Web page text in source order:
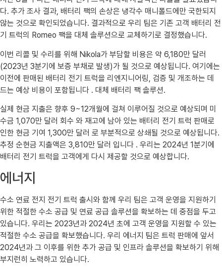
다. 추가 조사 결과, 배터리 팩의 손상은 냉각수 매니폴드에만 국한되지
않는 것으로 확인되었습니다. 결과적으로 우리 팀은 기존 고객 배터리 전
기 트럭의 Romeo 팩을 대체 솔루션으로 교체하기로 결정했습니다.
이번 리콜 및 수리를 위해 Nikola가 부담할 비용은 약 6,180만 달러
(2023년 3분기에 보증 부채로 발생)가 될 것으로 예상됩니다. 여기에는
이전에 판매된 배터리 전기 트럭을 리엔지니어링, 검증 및 개조하는 데
드는 예상 비용이 포함됩니다 . 대체 배터리 팩 솔루션.
실제 현금 지출은 향후 9~12개월에 걸쳐 이루어질 것으로 예상되며 미
수금 1,070만 달러 회수 와 재고에 남아 있는 배터리 전기 트럭 판매로
인한 현금 기여 1,300만 달러 로 부분적으로 상쇄될 것으로 예상됩니다.
추정 순현금 지출액은 3,810만 달러 입니다 . 우리는 2024년 1분기에
배터리 전기 트럭을 고객에게 다시 제공할 것으로 예상합니다.
에너지
수소 연료 전지 전기 트럭 출시와 함께 우리 팀은 고객 운영을 지원하기
위한 적절한 수소 공급 및 연료 공급 솔루션을 확보하는 데 중점을 두고
있습니다. 우리는 2023년과 2024년 초에 고객 운영을 지원할 수 있는
적절한 수소 공급을 확보했습니다. 우리 에너지 팀은 트럭 판매에 앞서
2024년과 그 이후를 위한 추가 공급 및 인프라 솔루션을 확보하기 위해
부지런히 노력하고 있습니다.